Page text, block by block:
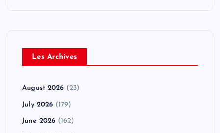
Les Archives
August 2026 (23)
July 2026 (179)
June 2026 (162)